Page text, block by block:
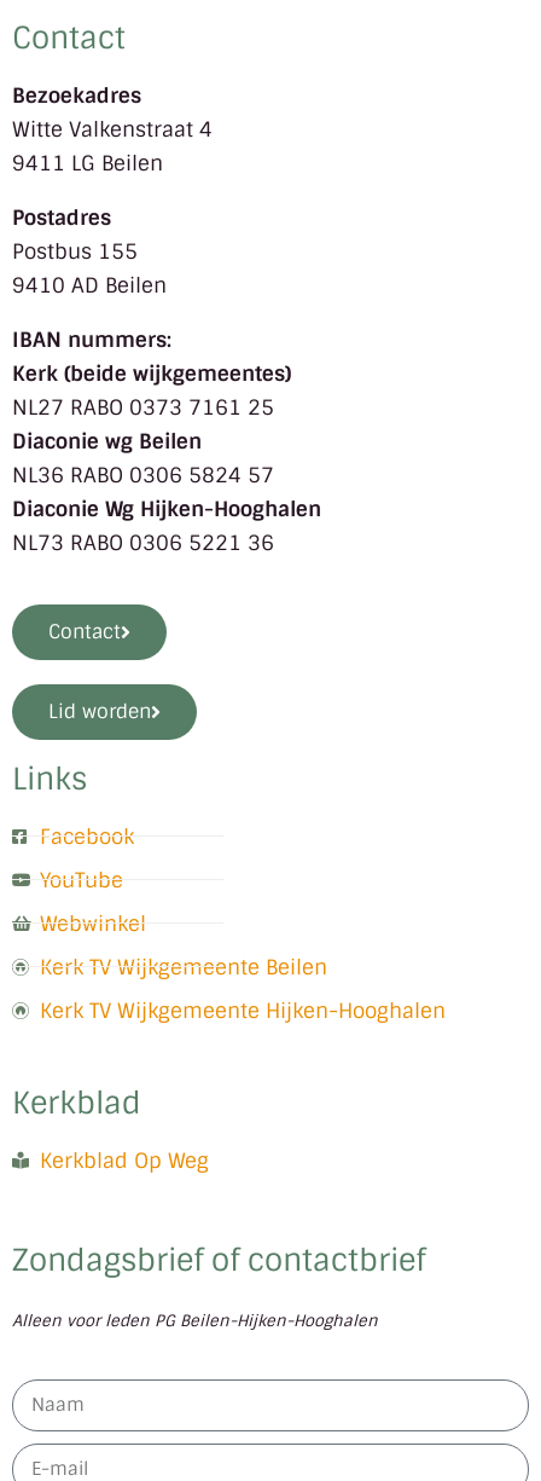
Contact
Bezoekadres
Witte Valkenstraat 4
9411 LG Beilen
Postadres
Postbus 155
9410 AD Beilen
IBAN nummers:
Kerk (beide wijkgemeentes)
NL27 RABO 0373 7161 25
Diaconie wg Beilen
NL36 RABO 0306 5824 57
Diaconie Wg Hijken-Hooghalen
NL73 RABO 0306 5221 36
Contact
Lid worden
Links
Facebook
YouTube
Webwinkel
Kerk TV Wijkgemeente Beilen
Kerk TV Wijkgemeente Hijken-Hooghalen
Kerkblad
Kerkblad Op Weg
Zondagsbrief of contactbrief
Alleen voor leden PG Beilen-Hijken-Hooghalen